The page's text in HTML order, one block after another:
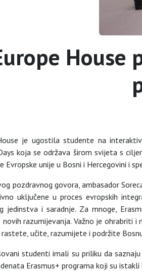
House
je ugostila studente na
koja se održava širom svijeta s
Evropske unije u Bosni i Hercegovini i
pozdravnog govora, ambasador
uključene u proces evropskih
jedinstva i saradnje. Za mnoge,
razumijevanja. Važno je ohrabriti
učite, razumijete i podržite
studenti imali su priliku da
Erasmus+ programa koji su